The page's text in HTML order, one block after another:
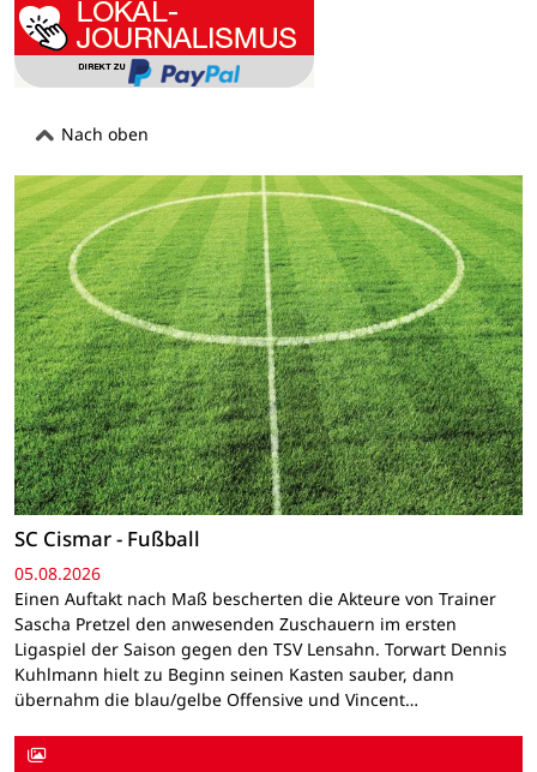
Nach oben
SC Cismar - Fußball
05.08.2026
Einen Auftakt nach Maß bescherten die Akteure von Trainer
Sascha Pretzel den anwesenden Zuschauern im ersten
Ligaspiel der Saison gegen den TSV Lensahn. Torwart Dennis
Kuhlmann hielt zu Beginn seinen Kasten sauber, dann
übernahm die blau/gelbe Offensive und Vincent…